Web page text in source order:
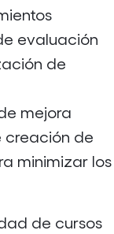
evaluación
de
mejora
creación de
minimizar los
de cursos